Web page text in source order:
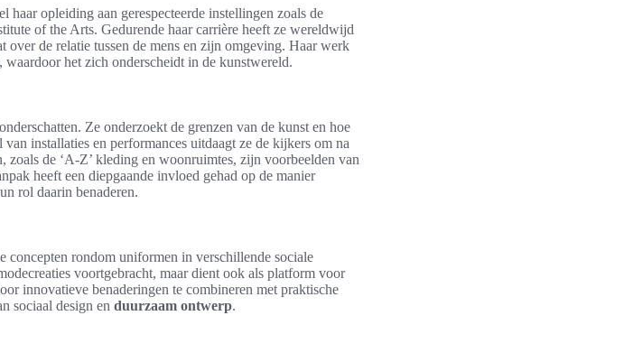
opleiding aan gerespecteerde instellingen zoals de
of the Arts. Gedurende haar carrière heeft ze wereldwijd
over de relatie tussen de mens en zijn omgeving. Haar werk
het zich onderscheidt in de kunstwereld.
Ze onderzoekt de grenzen van de kunst en hoe
installaties en performances uitdaagt ze de kijkers om na
zoals de ‘A-Z’ kleding en woonruimtes, zijn voorbeelden van
heeft een diepgaande invloed gehad op de manier
rol daarin benaderen.
concepten rondom uniformen in verschillende sociale
voortgebracht, maar dient ook als platform voor
innovatieve benaderingen te combineren met praktische
sociaal design en duurzaam ontwerp.